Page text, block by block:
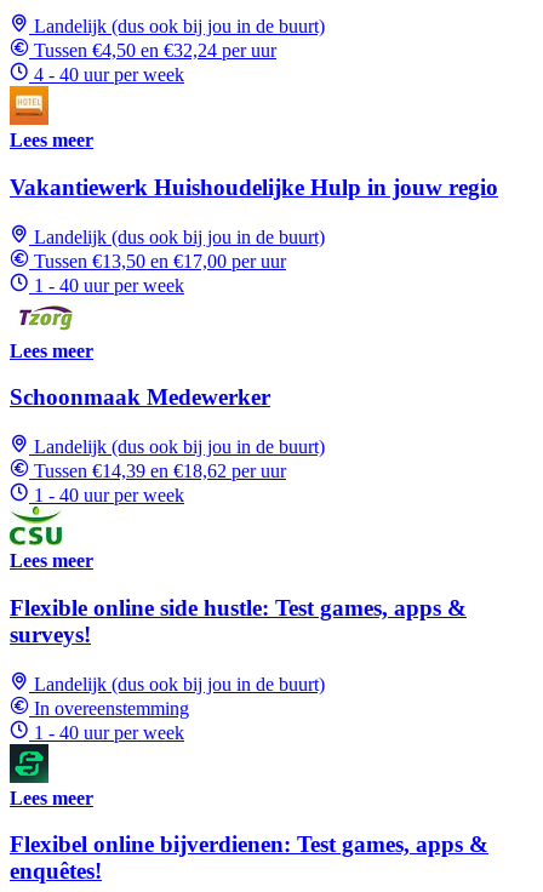
Landelijk (dus ook bij jou in de buurt)
Tussen €4,50 en €32,24 per uur
4 - 40 uur per week
Lees meer
Vakantiewerk Huishoudelijke Hulp in jouw regio
Landelijk (dus ook bij jou in de buurt)
Tussen €13,50 en €17,00 per uur
1 - 40 uur per week
Lees meer
Schoonmaak Medewerker
Landelijk (dus ook bij jou in de buurt)
Tussen €14,39 en €18,62 per uur
1 - 40 uur per week
Lees meer
Flexible online side hustle: Test games, apps &
surveys!
Landelijk (dus ook bij jou in de buurt)
In overeenstemming
1 - 40 uur per week
Lees meer
Flexibel online bijverdienen: Test games, apps &
enquêtes!